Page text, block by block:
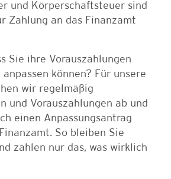
und Körperschaftsteuer sind
Zahlung an das Finanzamt
Sie ihre Vorauszahlungen
können? Für unsere
wir regelmäßig
und Vorauszahlungen ab und
einen Anpassungsantrag
So bleiben Sie
zahlen nur das, was wirklich